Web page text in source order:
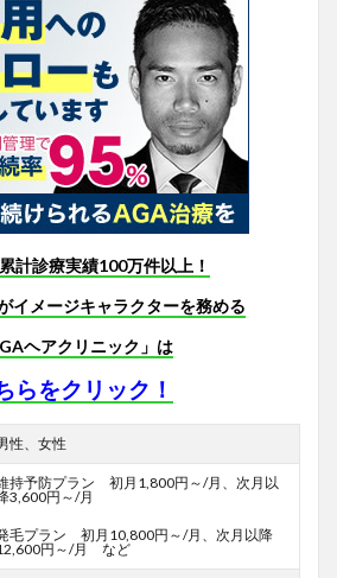
計診療実績100万件以上！
イメージキャラクターを務める
ヘアクリニック」は
らをクリック！
性、女性
持予防プラン 初月1,800円～/月、次月以
3,600円～/月
毛プラン 初月10,800円～/月、次月以降
円～/月 など